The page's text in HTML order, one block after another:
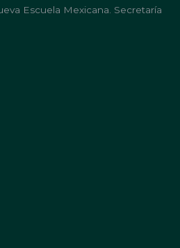
Escuela Mexicana. Secretaría